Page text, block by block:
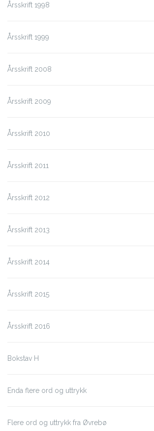
Årsskrift 1998
Årsskrift 1999
Årsskrift 2008
Årsskrift 2009
Årsskrift 2010
Årsskrift 2011
Årsskrift 2012
Årsskrift 2013
Årsskrift 2014
Årsskrift 2015
Årsskrift 2016
Bokstav H
Enda flere ord og uttrykk
Flere ord og uttrykk fra Øvrebø